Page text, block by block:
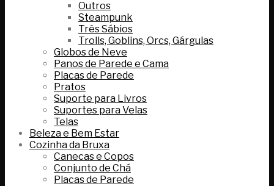
Outros
Steampunk
Três Sábios
Trolls, Goblins, Orcs, Gárgulas
Globos de Neve
Panos de Parede e Cama
Placas de Parede
Pratos
Suporte para Livros
Suportes para Velas
Telas
Beleza e Bem Estar
Cozinha da Bruxa
Canecas e Copos
Conjunto de Chá
Placas de Parede